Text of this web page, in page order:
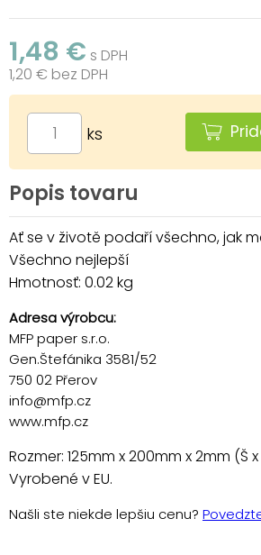
1,48 € s DPH
1,20 € bez DPH
ks
Popis tovaru
Ať se v životě podaří všechno, jak
Všechno nejlepší
Hmotnosť: 0.02 kg
Adresa výrobcu:
MFP paper s.r.o.
Gen.Štefánika 3581/52
750 02 Přerov
info@mfp.cz
www.mfp.cz
Rozmer: 125mm x 200mm x 2mm (Š x
Vyrobené v EU.
Našli ste niekde lepšiu cenu?